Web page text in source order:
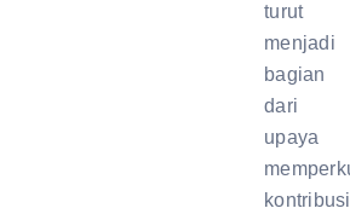
turut
menjadi
bagian
dari
upaya
kontribusi